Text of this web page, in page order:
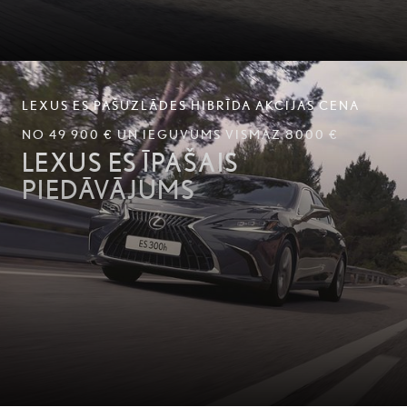
LEXUS ES PAŠUZLĀDES HIBRĪDA AKCIJAS CENA
NO 49 900 € UN IEGUVUMS VISMAZ 8000 €
LEXUS ES ĪPAŠAIS
PIEDĀVĀJUMS